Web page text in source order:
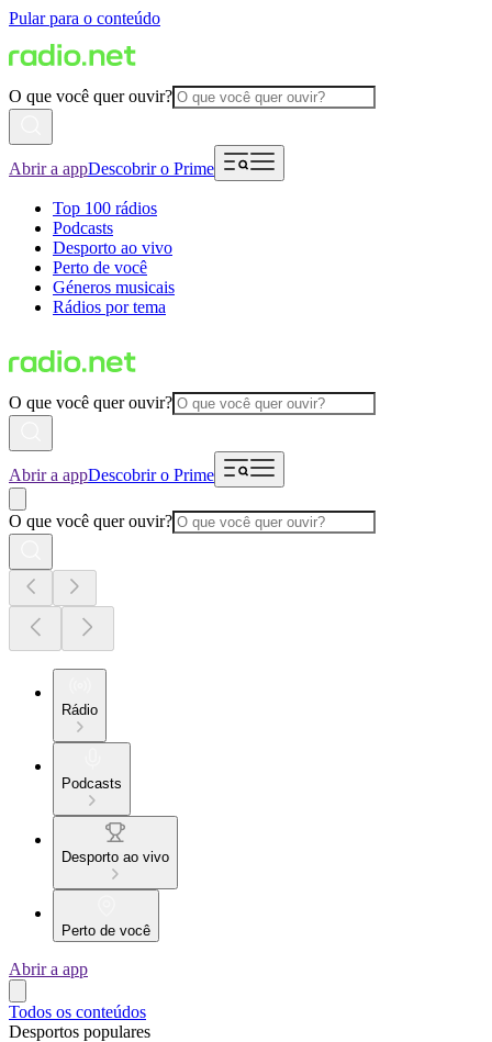
Pular para o conteúdo
O que você quer ouvir?
Abrir a appDescobrir o Prime
Top 100 rádios
Podcasts
Desporto ao vivo
Perto de você
Géneros musicais
Rádios por tema
O que você quer ouvir?
Abrir a appDescobrir o Prime
O que você quer ouvir?
Rádio
Podcasts
Desporto ao vivo
Perto de você
Abrir a app
Todos os conteúdos
Desportos populares